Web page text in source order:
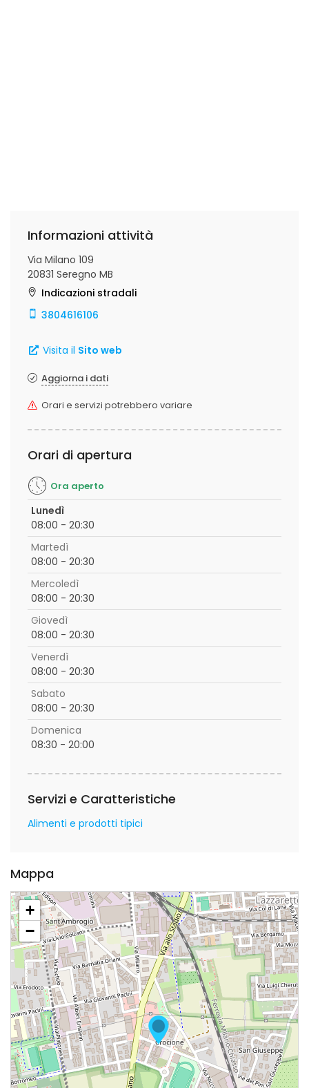
Informazioni attività
Via Milano 109
20831 Seregno MB
Indicazioni stradali
3804616106
Visita il Sito web
Aggiorna i dati
Orari e servizi potrebbero variare
Orari di apertura
Ora aperto
Lunedì
08:00 - 20:30
Martedì
08:00 - 20:30
Mercoledì
08:00 - 20:30
Giovedì
08:00 - 20:30
Venerdì
08:00 - 20:30
Sabato
08:00 - 20:30
Domenica
08:30 - 20:00
Servizi e Caratteristiche
Alimenti e prodotti tipici
Mappa
+
−